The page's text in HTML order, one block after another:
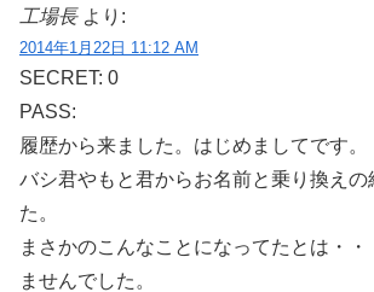
工場長 より:
2014年1月22日 11:12 AM
SECRET: 0
PASS:
履歴から来ました。はじめましてです。
バシ君やもと君からお名前と乗り換えの
た。
まさかのこんなことになってたとは・・
ませんでした。